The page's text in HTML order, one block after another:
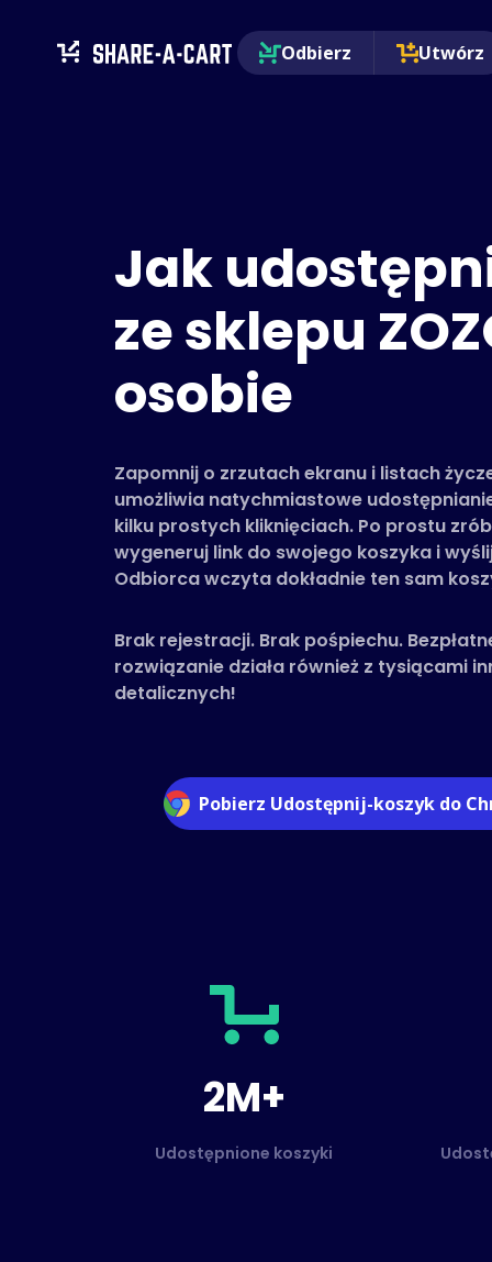
Odbierz Utwórz
Jak
ze sklepu
osobie
Zapomnij o zrzutach ekranu i listach
umożliwia natychmiastowe
kilku prostych kliknięciach. Po prostu
wygeneruj link do swojego koszyka i
Odbiorca wczyta dokładnie ten sam
Brak rejestracji. Brak pośpiechu.
rozwiązanie działa również z tysiącami
detalicznych!
Pobierz Udostępnij-koszyk do
2M+
Udostępnione koszyki